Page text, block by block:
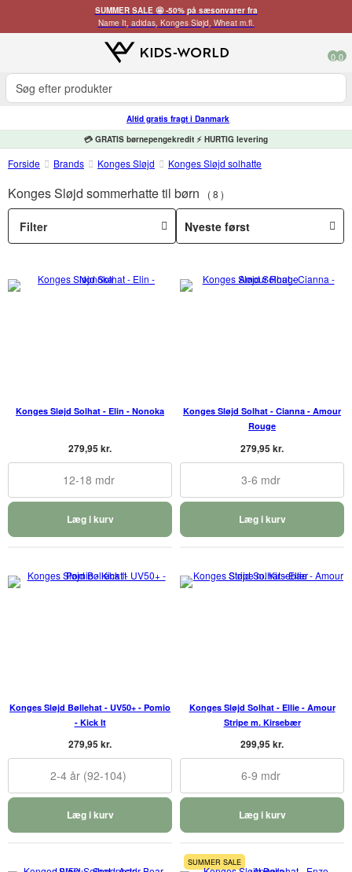
SUMMER SALE 🤩 -50% på sæsonvarer fra
Name It, adidas, Konges Sløjd, Wheat m.fl.
0 0
Altid gratis fragt i Danmark
💳 GRATIS børnepengekredit ⚡ HURTIG levering
Forside Brands Konges Sløjd Konges Sløjd solhatte
Konges Sløjd sommerhatte til børn 8
Filter
Konges Sløjd Solhat - Elin - Nonoka
279,95 kr.
12-18 mdr
Læg i kurv
Konges Sløjd Solhat - Cianna - Amour
Rouge
279,95 kr.
3-6 mdr
Læg i kurv
Konges Sløjd Bøllehat - UV50+ - Pomio
- Kick It
279,95 kr.
2-4 år (92-104)
Læg i kurv
Konges Sløjd Solhat - Ellie - Amour
Stripe m. Kirsebær
299,95 kr.
6-9 mdr
Læg i kurv
SUMMER SALE